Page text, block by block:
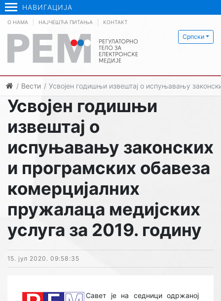
НАВИГАЦИЈА
Српски
О НАМА НАЈЧЕШЋА ПИТАЊА КОНТАКТ
Вести Усвојен годишњи извештај о испуњавању
Усвојен годишњи
извештај о
испуњавању законских
и програмских обавеза
комерцијалних
пружалаца медијских
услуга за 2019. годину
15. јул 2020. 09:58:35
Савет је на седници одржаној